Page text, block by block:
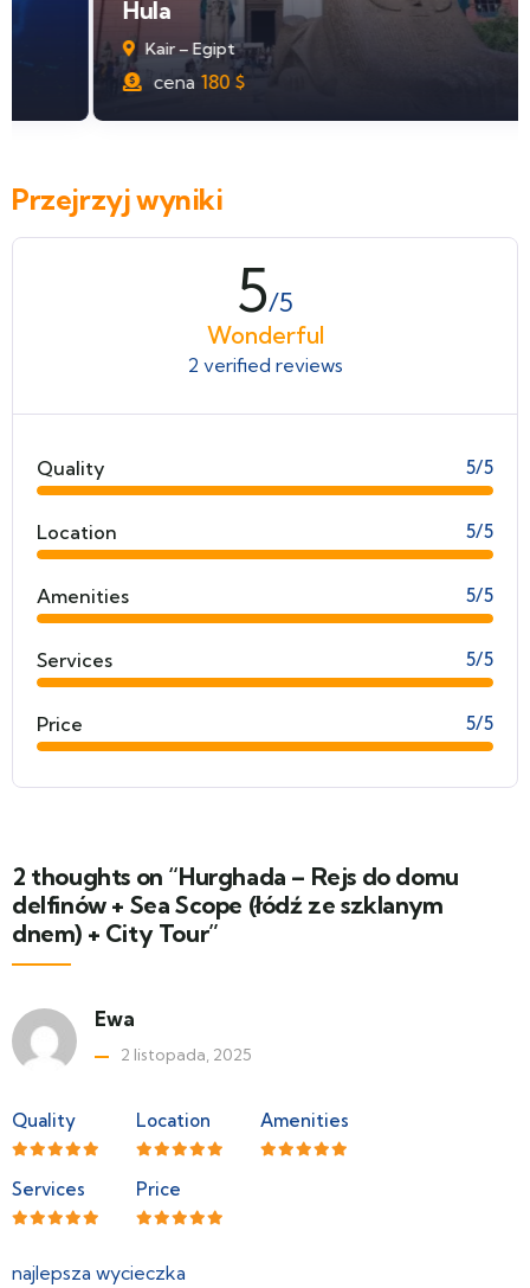
Kair – Egipt
180 $
Przejrzyj wyniki
5/5
Wonderful
2 verified reviews
Quality 5/5
Location 5/5
Amenities 5/5
Services 5/5
Price 5/5
2 thoughts on “Hurghada – Rejs do domu
delfinów + Sea Scope (łódź ze szklanym
dnem) + City Tour”
Ewa
2 listopada, 2025
Quality Location Amenities
Services Price
najlepsza wycieczka